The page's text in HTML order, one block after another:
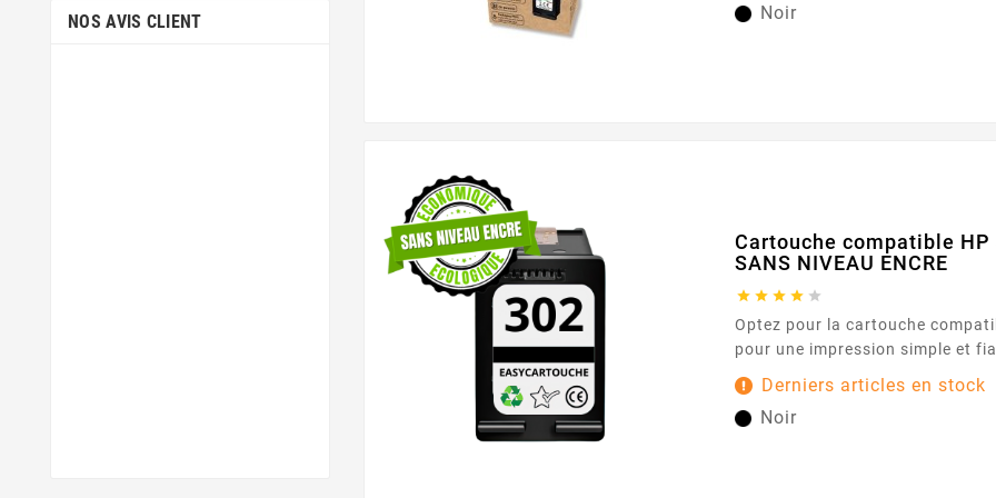
NOS AVIS CLIENT
Noir
Cartouche compatible HP
SANS NIVEAU ENCRE
    
Optez pour la cartouche compatible HP 302 BK noir
pour une impression simple et
Conçue pour les imprimantes utilisant la
302 , elle offre une expérience
idéale pour vos documents de
Derniers articles en stock
Noir